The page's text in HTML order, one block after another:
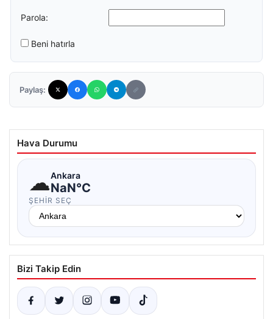
Parola:
Beni hatırla
Paylaş:
Hava Durumu
☁Ankara
NaN°C
ŞEHIR SEÇ
Bizi Takip Edin